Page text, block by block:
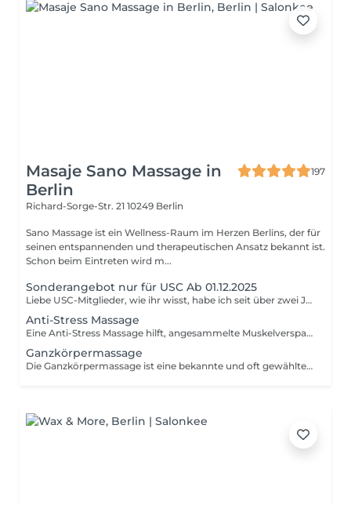
Masaje Sano Massage in
Berlin
197
Richard-Sorge-Str. 21 10249 Berlin
Sano Massage ist ein Wellness-Raum im Herzen Berlins, der für
seinen entspannenden und therapeutischen Ansatz bekannt ist.
Schon beim Eintreten wird m...
Sonderangebot nur für USC Ab 01.12.2025
Liebe USC-Mitglieder, wie ihr wisst, habe ich seit über zwei Jahren eine Pause bei USC eingelegt und möchte nun mein Angebot vom Februar 2024 erneuern. Ich werde weiterhin USC-Mitglieder betreuen: M, L und XL für eine 60-minütige Massage für 55 €. Dieses Angebot gilt für acht Monate.
Anti-Stress Massage
Eine Anti-Stress Massage hilft, angesammelte Muskelverspannungen zu beseitigen und Stress abzubauen. Manchmal ist eine sanfte, beruhigende Massage alles, was du brauchst, um einen stressigen Job oder einen Moment außergewöhnlicher Anspannung zu bewältigen.
Ganzkörpermassage
Die Ganzkörpermassage ist eine bekannte und oft gewählte Massageform. Die Technik wird angewandt zur Vorbeugung und Behandlung von physischen oder auch stressbedingten Beschwerden. Mit verschiedenen Massagegriffen wird der Körper in einen Zustand der Entspannung versetzt und du kannst dich vollkommen fallen lassen.